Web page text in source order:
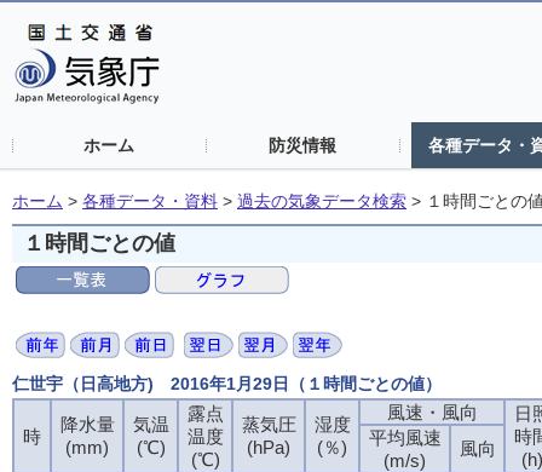
ホーム 防災情報 各種データ・
ホーム > 各種データ・資料 > 過去の気象データ検索 > １時間ごとの
１時間ごとの値
仁世宇（日高地方) 2016年1月29日（１時間ごとの値）
時
降水量
(mm)
気温
(℃)
露点
温度
(℃)
蒸気圧
(hPa)
湿度
(％)
風速・風向
日
時
(h)
平均風速
(m/s)
風向